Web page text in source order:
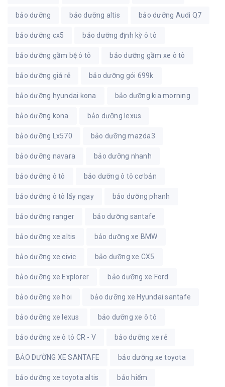
bảo dưỡng bảo dưỡng altis bảo dưỡng Audi Q7
bảo dưỡng cx5 bảo dưỡng định kỳ ô tô
bảo dưỡng gầm bệ ô tô bảo dưỡng gầm xe ô tô
bảo dưỡng giá rẻ bảo dưỡng gói 699k
bảo dưỡng hyundai kona bảo dưỡng kia morning
bảo dưỡng kona bảo dưỡng lexus
bảo dưỡng Lx570 bảo dưỡng mazda3
bảo dưỡng navara bảo dưỡng nhanh
bảo dưỡng ô tô bảo dưỡng ô tô cơ bản
bảo dưỡng ô tô lấy ngay bảo dưỡng phanh
bảo dưỡng ranger bảo dưỡng santafe
bảo dưỡng xe altis bảo dưỡng xe BMW
bảo dưỡng xe civic bảo dưỡng xe CX5
bảo dưỡng xe Explorer bảo dưỡng xe Ford
bảo dưỡng xe hoi bảo dưỡng xe Hyundai santafe
bảo dưỡng xe lexus bảo dưỡng xe ô tô
bảo dưỡng xe ô tô CR - V bảo dưỡng xe rẻ
BẢO DƯỠNG XE SANTAFE bảo dưỡng xe toyota
bảo dưỡng xe toyota altis bảo hiểm